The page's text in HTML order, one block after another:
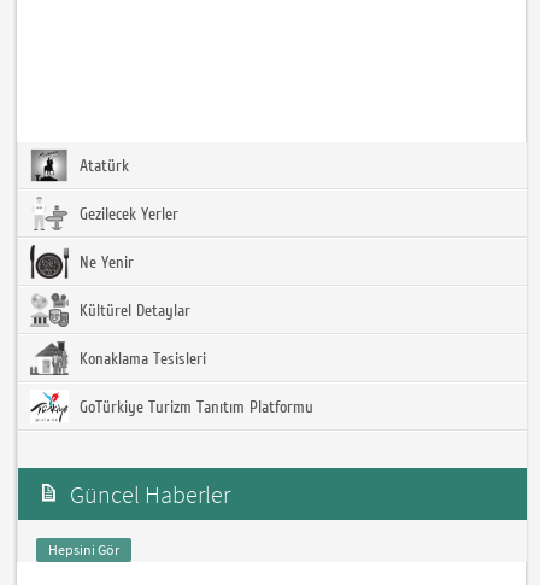
Atatürk
Gezilecek Yerler
Ne Yenir
Kültürel Detaylar
Konaklama Tesisleri
GoTürkiye Turizm Tanıtım Platformu
Güncel Haberler
Hepsini Gör